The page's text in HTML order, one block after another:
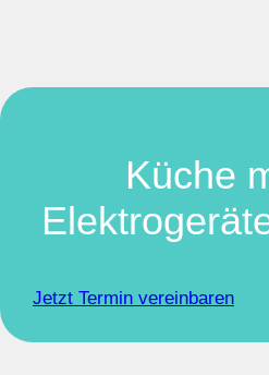
Küche
Jetzt Termin vereinbaren